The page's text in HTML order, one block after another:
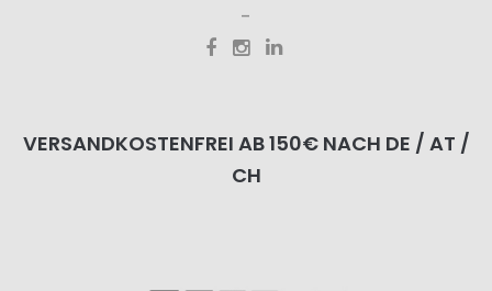
VERSANDKOSTENFREI AB 150€ NACH DE / AT /
CH